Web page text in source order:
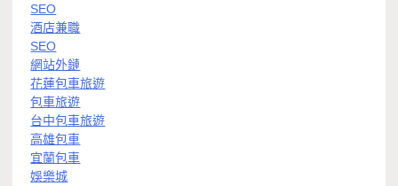
SEO
酒店兼職
SEO
網站外鏈
花蓮包車旅遊
包車旅遊
台中包車旅遊
高雄包車
宜蘭包車
娛樂城